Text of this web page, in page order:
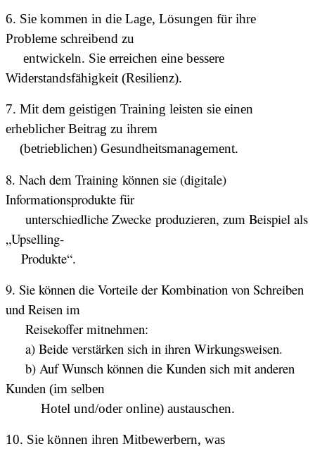
6. Sie kommen in die Lage, Lösungen für ihre
Probleme schreibend zu
entwickeln. Sie erreichen eine bessere
Widerstandsfähigkeit (Resilienz).
7. Mit dem geistigen Training leisten sie einen
erheblicher Beitrag zu ihrem
(betrieblichen) Gesundheitsmanagement.
8. Nach dem Training können sie (digitale)
Informationsprodukte für
unterschiedliche Zwecke produzieren, zum Beispiel als
„Upselling-
Produkte“.
9. Sie können die Vorteile der Kombination von Schreiben
und Reisen im
Reisekoffer mitnehmen:
a) Beide verstärken sich in ihren Wirkungsweisen.
b) Auf Wunsch können die Kunden sich mit anderen
Kunden (im selben
Hotel und/oder online) austauschen.
10. Sie können ihren Mitbewerbern, was